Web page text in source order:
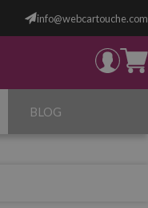
info@webcartouche.com
BLOG